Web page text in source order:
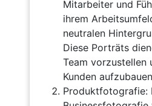
Mitarbeiter und
ihrem
neutralen
Diese Porträts
Team vorzustellen
Kunden
Produktfotografie: